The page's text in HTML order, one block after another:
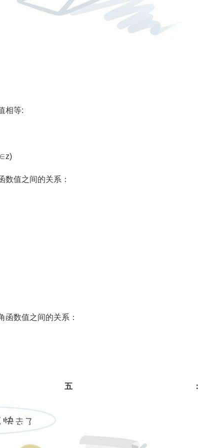
相等:
值之间的关系：
数值之间的关系：
：